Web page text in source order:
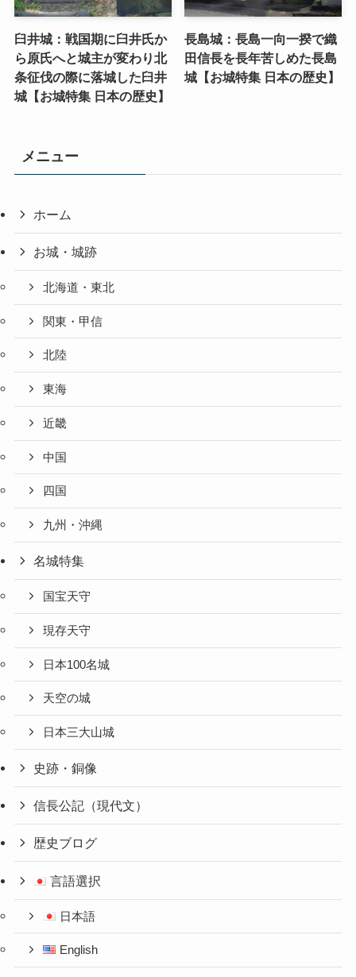
臼井城：戦国期に臼井氏か
ら原氏へと城主が変わり北
条征伐の際に落城した臼井
城【お城特集 日本の歴史】
長島城：長島一向一揆で織
田信長を長年苦しめた長島
城【お城特集 日本の歴史】
メニュー
ホーム
お城・城跡
北海道・東北
関東・甲信
北陸
東海
近畿
中国
四国
九州・沖縄
名城特集
国宝天守
現存天守
日本100名城
天空の城
日本三大山城
史跡・銅像
信長公記（現代文）
歴史ブログ
言語選択
日本語
English